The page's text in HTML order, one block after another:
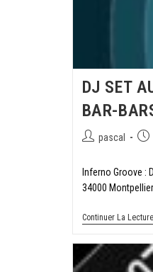
DJ SET
BAR-
pascal
Inferno Groove :
34000
Continuer La Lecture